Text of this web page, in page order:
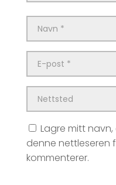
Lagre mitt
denne nettleseren
kommenterer.